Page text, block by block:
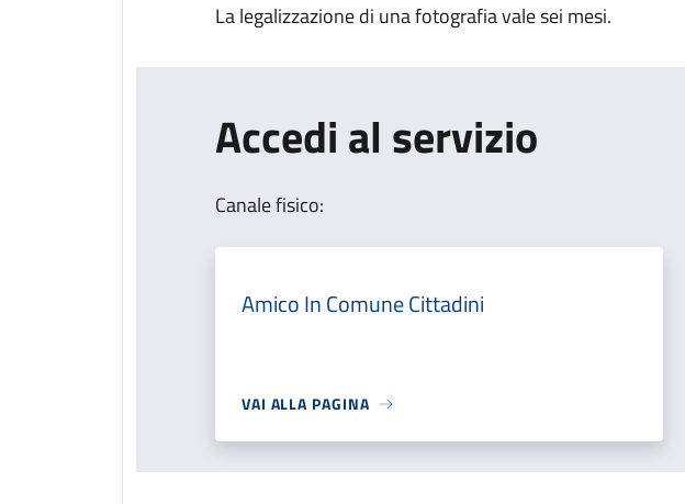
La legalizzazione di una fotografia valesei mesi.
Accedi al servizio
Canale fisico:
Amico In Comune Cittadini
VAI ALLA PAGINA